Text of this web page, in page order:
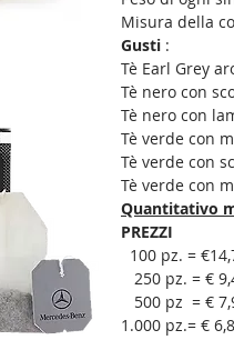
Misura della
Gusti :
Tè Earl Grey
Tè nero con
Tè nero con
Tè verde con
Tè verde con
Tè verde con
Quantitativo
PREZZI
100 pz. =
250 pz. = €
500 pz  = €
1.000 pz.= €